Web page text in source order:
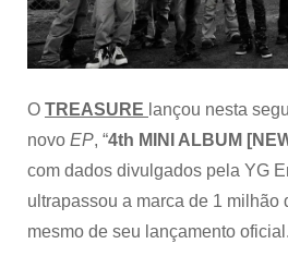
da
“IF
I”
O TREASURE lançou nesta
novo EP, “4th MINI ALBUM
com dados divulgados pela YG
ultrapassou a marca de 1 milhão
mesmo de seu lançamento oficial.